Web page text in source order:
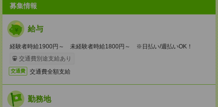
募集情報
給与
経験者時給1900円～ 未経験者時給1800円～ ※日払い/週払いOK！
交通費別途支給あり
交通費 交通費全額支給
勤務地